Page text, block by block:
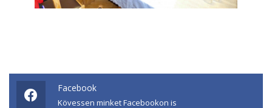
Facebook
Kövessen minket Facebookon is